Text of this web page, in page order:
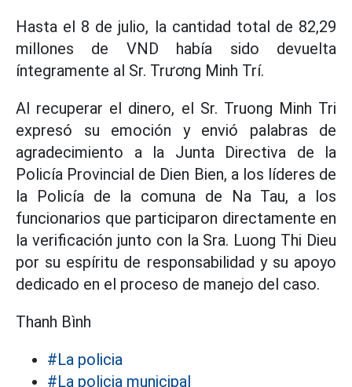
Hasta el 8 de julio, la cantidad total de 82,29
millones de VND había sido devuelta
íntegramente al Sr. Trương Minh Trí.
Al recuperar el dinero, el Sr. Truong Minh Tri
expresó su emoción y envió palabras de
agradecimiento a la Junta Directiva de la
Policía Provincial de Dien Bien, a los líderes de
la Policía de la comuna de Na Tau, a los
funcionarios que participaron directamente en
la verificación junto con la Sra. Luong Thi Dieu
por su espíritu de responsabilidad y su apoyo
dedicado en el proceso de manejo del caso.
Thanh Bình
#La policia
#La policia municipal